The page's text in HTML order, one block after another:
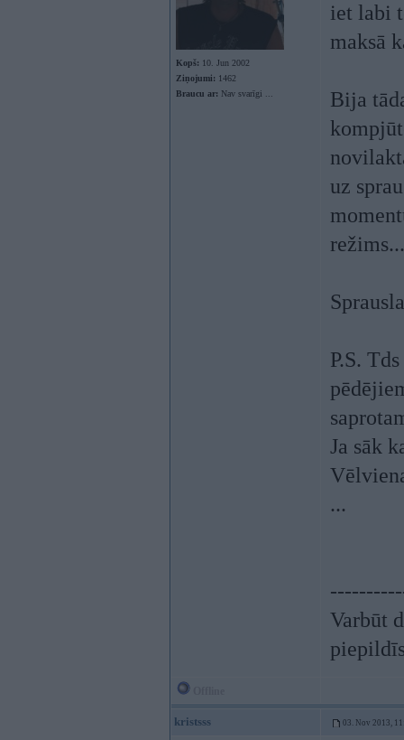
Kopš: 10. Jun 2002
Ziņojumi: 1462
Braucu ar: Nav svarīgi ...
iet labi
maksā
Bija
uz
režims...
P.S.
Ja sāk
...
Varbūt
kristsss 03. Nov 2013,